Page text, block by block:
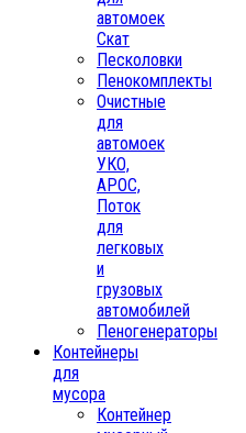
автомоек
Скат
Песколовки
Пенокомплекты
Очистные
для
автомоек
УКО,
АРОС,
Поток
для
легковых
и
грузовых
автомобилей
Пеногенераторы
Контейнеры
для
мусора
Контейнер